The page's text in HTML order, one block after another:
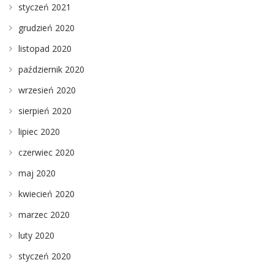
styczeń 2021
grudzień 2020
listopad 2020
październik 2020
wrzesień 2020
sierpień 2020
lipiec 2020
czerwiec 2020
maj 2020
kwiecień 2020
marzec 2020
luty 2020
styczeń 2020